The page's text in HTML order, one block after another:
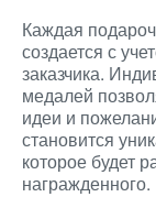
Каждая
создается с
заказчика.
медалей
идеи и
становится
которое будет
награжденного.